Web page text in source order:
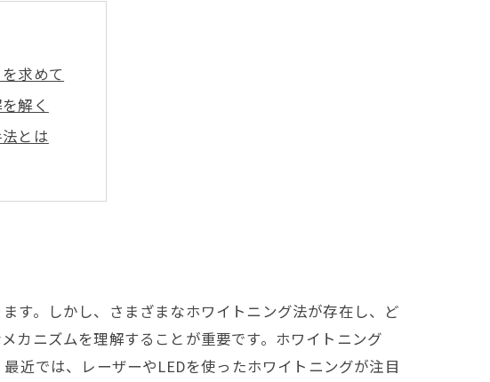
求めて
解く
とは
重要性
グの全貌
す。しかし、さまざまなホワイトニング法が存在し、ど
カニズムを理解することが重要です。ホワイトニング
近では、レーザーやLEDを使ったホワイトニングが注目